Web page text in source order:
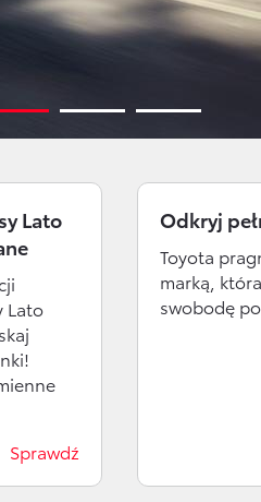
Formularz kontaktowy
Lato
Lato
Sprawdź
Odkryj
Toyota
marką,
swobodę